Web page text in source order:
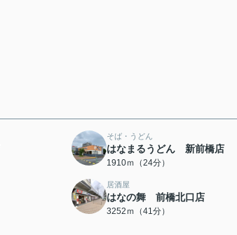
そば・うどん
はなまるうどん 新前橋店
1910ｍ（24分）
居酒屋
はなの舞 前橋北口店
3252ｍ（41分）